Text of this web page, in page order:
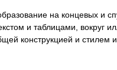
на концевых и
и таблицами, вокруг
конструкцией и стилем